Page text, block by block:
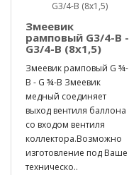
Змеевик
рамповый G3/4-B -
G3/4-B (8х1,5)
Змеевик рамповый G ¾-
B - G ¾-B Змеевик
медный соединяет
выход вентиля баллона
со входом вентиля
коллектора.Возможно
изготовление под Ваше
техническо..